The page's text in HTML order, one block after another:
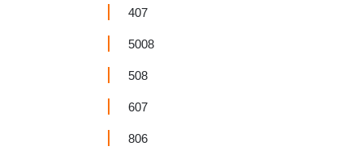
407
5008
508
607
806